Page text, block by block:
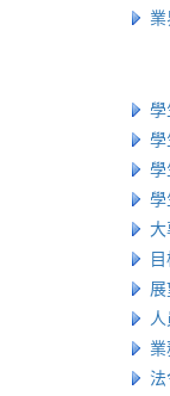
學
學
學
學
大